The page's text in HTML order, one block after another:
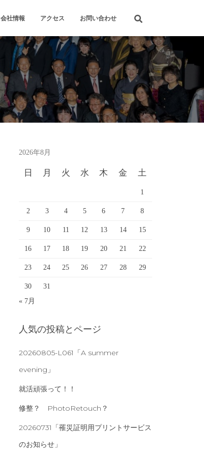
会社情報 アクセス お問い合わせ
2026年8月
日 月 火 水 木 金 土
1
2 3 4 5 6 7 8
9 10 11 12 13 14 15
16 17 18 19 20 21 22
23 24 25 26 27 28 29
30
31
« 7月
人気の投稿とページ
20260805-L061「A summer
evening」
就活頑張って！！
修整？ PhotoRetouch？
20260731「罹災証明用プリントサービス
のお知らせ」